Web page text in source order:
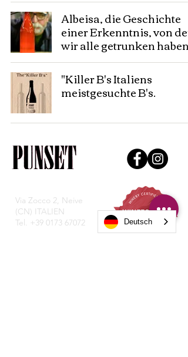
Albeisa, die Geschichte
einer Erkenntnis, von der
wir alle getrunken haben.
"Killer B's Italiens
meistgesuchte B's.
Via Zocco 2, Neive
(CN) ITALIEN
Tel. +39 0173 67072 Deutsch